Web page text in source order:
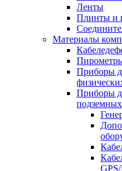
Ленты
Плинты и
Материалы
Приборы
Приборы